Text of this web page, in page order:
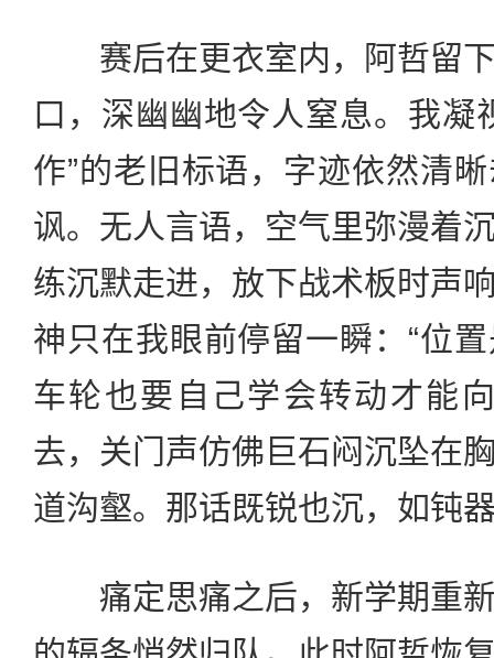
赛后在更衣室内，阿哲留下
口，深幽幽地令人窒息。我凝
作”的老旧标语，字迹依然清
讽。无人言语，空气里弥漫着
练沉默走进，放下战术板时声
神只在我眼前停留一瞬：“位
车轮也要自己学会转动才能
去，关门声仿佛巨石闷沉坠在
道沟壑。那话既锐也沉，如钝
痛定思痛之后，新学期重新